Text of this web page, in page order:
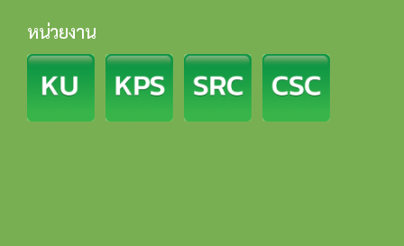
หน่วยงาน